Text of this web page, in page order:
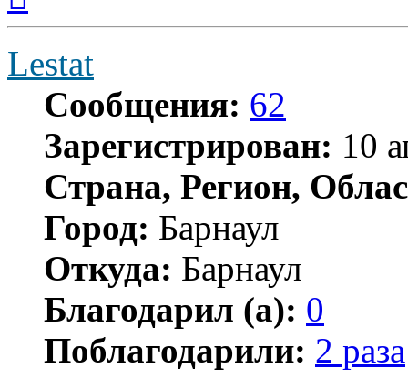
началу
Lestat
Сообщения: 62
Зарегистрирован: 10
Страна, Регион,
Город: Барнаул
Откуда: Барнаул
Благодарил (а): 0
Поблагодарили: 2 раза